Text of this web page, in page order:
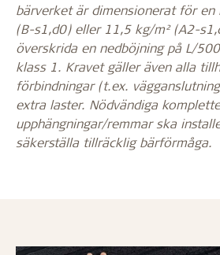
bärverket är dimensionerat för en
(B-s1,d0) eller 11,5 kg/m² (A2-
överskrida en nedböjning på L/
klass 1. Kravet gäller även alla
förbindningar (t.ex.
extra laster. Nödvändiga
upphängningar/remmar ska
säkerställa tillräcklig bärförmåga.